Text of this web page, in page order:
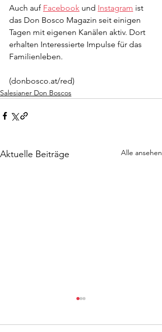
Auch auf Facebook und Instagram ist
das Don Bosco Magazin seit einigen
Tagen mit eigenen Kanälen aktiv. Dort
erhalten Interessierte Impulse für das
Familienleben.
(donbosco.at/red)
Salesianer Don Boscos
Aktuelle Beiträge Alle ansehen